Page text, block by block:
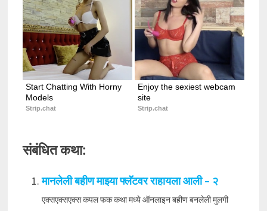
Start Chatting With Horny
Models
Strip.chat
Enjoy the sexiest webcam
site
Strip.chat
संबंधित कथा:
मानलेली बहीण माझ्या फ्लॅटवर राहायला आली – २
एक्सएक्सएक्स कपल फक कथा मध्ये ऑनलाइन बहीण बनलेली मुलगी